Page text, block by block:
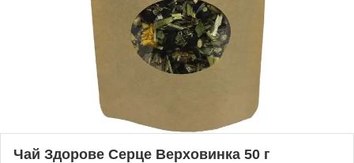
Чай Здорове Серце Верховинка 50 г